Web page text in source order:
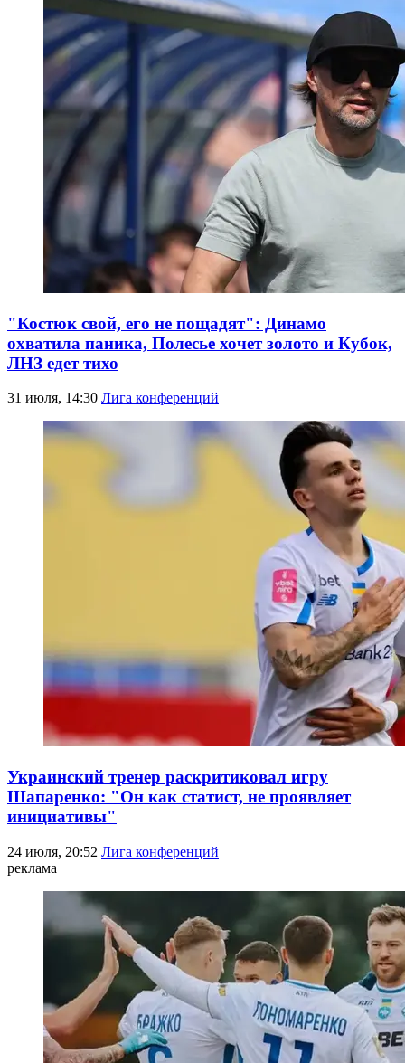
"Костюк свой, его не пощадят": Динамо
охватила паника, Полесье хочет золото и Кубок,
ЛНЗ едет тихо
31 июля, 14:30 Лига конференций
Украинский тренер раскритиковал игру
Шапаренко: "Он как статист, не проявляет
инициативы"
24 июля, 20:52 Лига конференций
реклама